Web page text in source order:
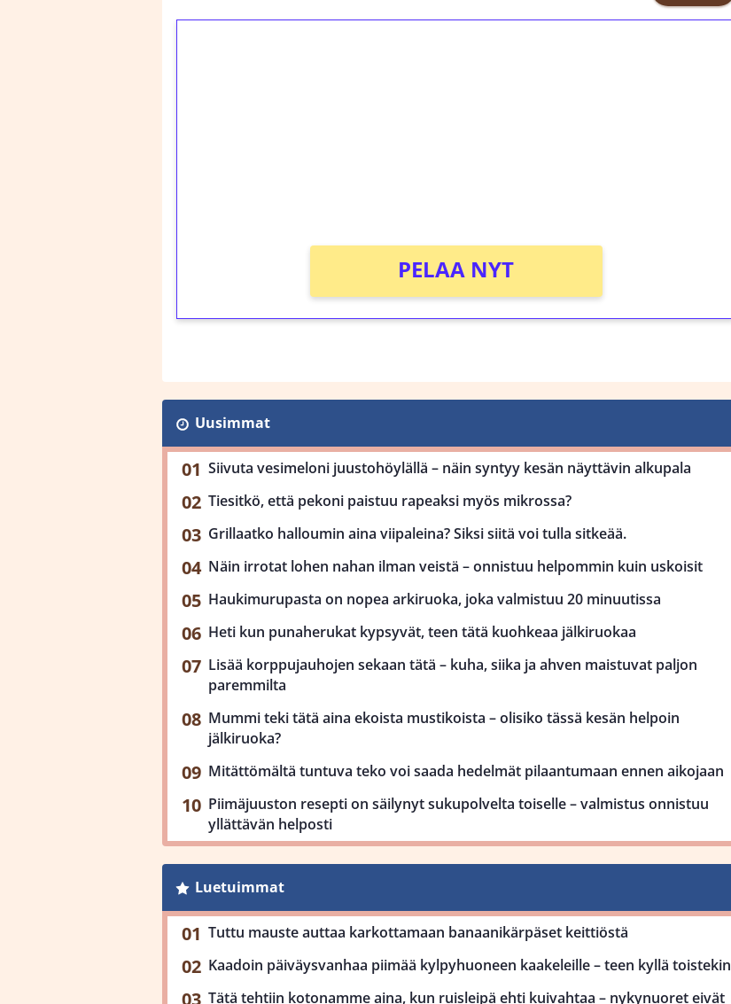
PELAA NYT
Uusimmat
Siivuta vesimeloni juustohöylällä – näin syntyy kesän näyttävin alkupala
Tiesitkö, että pekoni paistuu rapeaksi myös mikrossa?
Grillaatko halloumin aina viipaleina? Siksi siitä voi tulla sitkeää.
Näin irrotat lohen nahan ilman veistä – onnistuu helpommin kuin uskoisit
Haukimurupasta on nopea arkiruoka, joka valmistuu 20 minuutissa
Heti kun punaherukat kypsyvät, teen tätä kuohkeaa jälkiruokaa
Lisää korppujauhojen sekaan tätä – kuha, siika ja ahven maistuvat paljon
paremmilta
Mummi teki tätä aina ekoista mustikoista – olisiko tässä kesän helpoin
jälkiruoka?
Mitättömältä tuntuva teko voi saada hedelmät pilaantumaan ennen aikojaan
Piimäjuuston resepti on säilynyt sukupolvelta toiselle – valmistus onnistuu
yllättävän helposti
Luetuimmat
Tuttu mauste auttaa karkottamaan banaanikärpäset keittiöstä
Kaadoin päiväysvanhaa piimää kylpyhuoneen kaakeleille – teen kyllä toistekin
Tätä tehtiin kotonamme aina, kun ruisleipä ehti kuivahtaa – nykynuoret eivät